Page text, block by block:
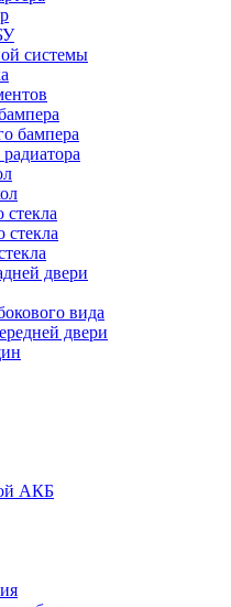
системы
бампера
стекла
стекла
двери
вида
двери
АКБ